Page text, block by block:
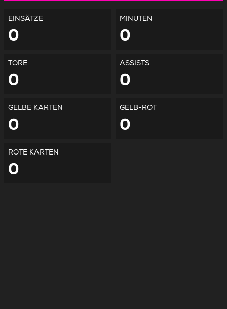
EINSÄTZE
0
MINUTEN
0
TORE
0
ASSISTS
0
GELBE KARTEN
0
GELB-ROT
0
ROTE KARTEN
0